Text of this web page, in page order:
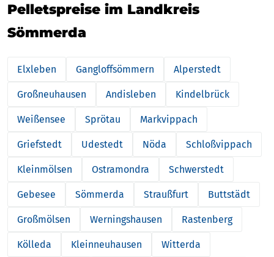
Pelletspreise im Landkreis
Sömmerda
Elxleben Gangloffsömmern Alperstedt
Großneuhausen Andisleben Kindelbrück
Weißensee Sprötau Markvippach
Griefstedt Udestedt Nöda Schloßvippach
Kleinmölsen Ostramondra Schwerstedt
Gebesee Sömmerda Straußfurt Buttstädt
Großmölsen Werningshausen Rastenberg
Kölleda Kleinneuhausen Witterda